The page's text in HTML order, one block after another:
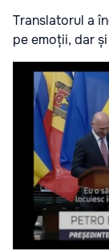
Translatorul a
pe emoții, dar